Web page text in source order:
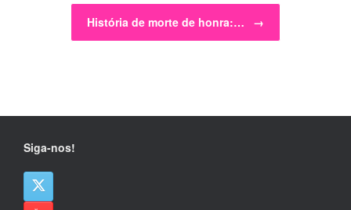
História de morte de honra:… →
Siga-nos!